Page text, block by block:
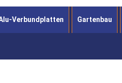
Verbundplatten Gartenbau